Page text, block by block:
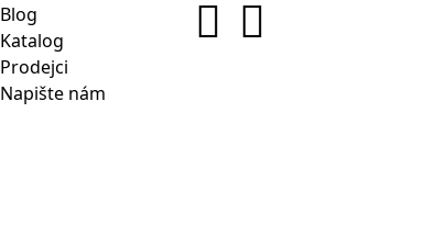
Blog
Katalog
Prodejci
Napište nám